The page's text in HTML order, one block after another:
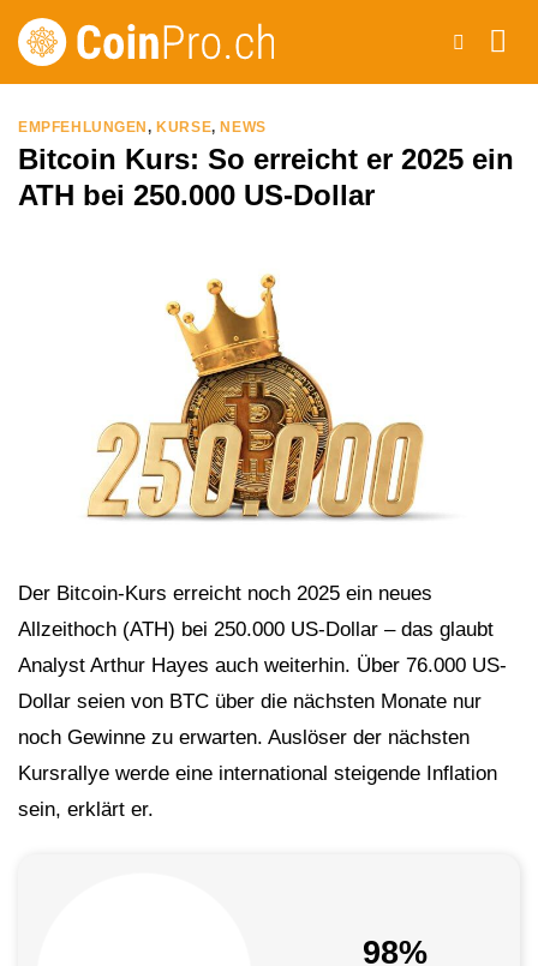
Zum
Inhalt
EMPFEHLUNGEN,KURSE,NEWS
Bitcoin Kurs: So erreicht er 2025 ein
ATH bei 250.000 US-Dollar
Der Bitcoin-Kurs erreicht noch 2025 ein neues
Allzeithoch (ATH) bei 250.000 US-Dollar – das glaubt
Analyst Arthur Hayes auch weiterhin. Über 76.000 US-
Dollar seien von BTC über die nächsten Monate nur
noch Gewinne zu erwarten. Auslöser der nächsten
Kursrallye werde eine international steigende Inflation
sein, erklärt er.
98%